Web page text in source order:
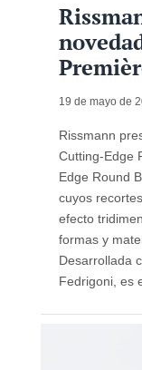
19 de mayo de
Rissmann
Cutting-Edge
Edge Round
cuyos
efecto
formas y
Desarrollada
Fedrigoni, es